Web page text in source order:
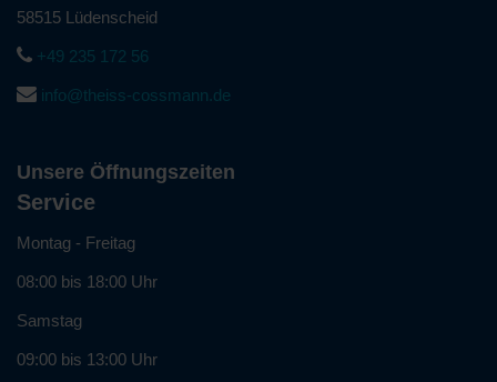
58515 Lüdenscheid
+49 235 172 56
info@theiss-cossmann.de
Unsere Öffnungszeiten
Service
Montag - Freitag
08:00 bis 18:00 Uhr
Samstag
09:00 bis 13:00 Uhr